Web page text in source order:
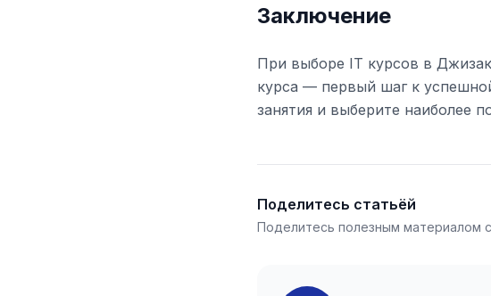
Заключение
При выборе IT курсов в
курса — первый шаг к
занятия и выберите наиболее
Поделитесь статьёй
Поделитесь полезным материалом